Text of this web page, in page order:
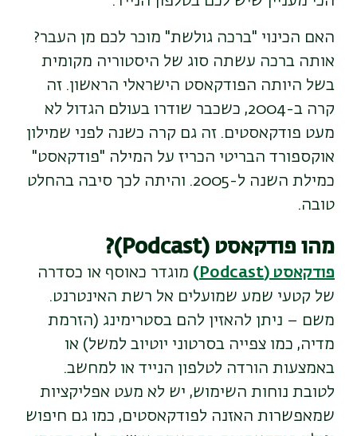
האם הכינוי "ברכה גולשת" מוכר לכם מן העבר?
אותה ברכה עשתה סוג של היסטוריה מקומית
בשל היותה הפודקאסט הישראלי הראשון. זה
קרה ב-2004, כשכבר שודרו בעולם הגדול לא
מעט פודקאסטים. זה גם קרה כשנה לפני שמילון
אוקספורד הבריטי הכריז על המילה "פודקאסט"
כמילת השנה ל-2005. והיתה לכך סיבה בהחלט
טובה.
מהו פודקאסט (Podcast)?
פודקאסט (Podcast)
מוגדר כאוסף או כסדרה
של קטעי שמע שמועלים אל רשת האינטרנט.
משם – ניתן להאזין להם בסטרימינג (הזרמת
מדיה, כמו צפייה בסרטוני יוטיוב למשל) או
באמצעות הורדה לטלפון הנייד או למחשב.
לטובת נוחות השימוש, יש לא מעט אפליקציות
שמאפשרות האזנה לפודקאסטים, כמו גם חיפוש